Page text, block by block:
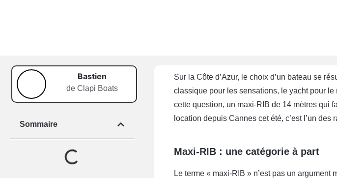
Sommaire
Bastien
de Clapi Boats
Sur la Côte d’Azur, le choix d’un bateau se
classique pour les sensations, le yacht pour le
cette question, un maxi-RIB de 14 mètres qui
location depuis Cannes cet été, c’est l’un
Maxi-RIB : une catégorie à part
Le terme « maxi-RIB » n’est pas un